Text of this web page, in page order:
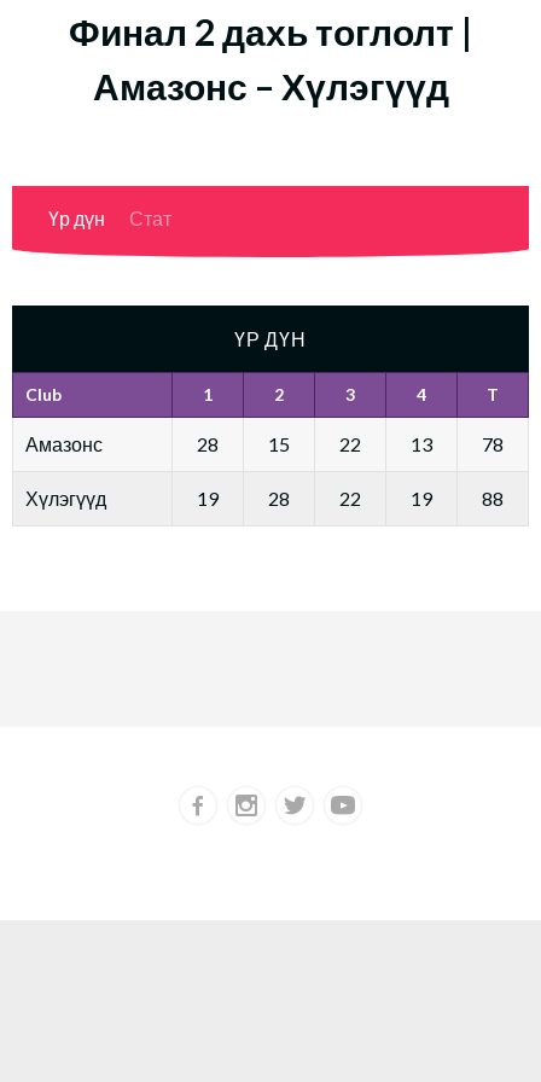
Финал 2 дахь тоглолт |
Амазонс – Хүлэгүүд
Үр дүн Стат
ҮР ДҮН
Club 1 2 3 4 T
Амазонс 28 15 22 13 78
Хүлэгүүд 19 28 22 19 88